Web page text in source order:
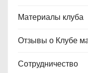
Материалы клуба
Отзывы о Клубе
Сотрудничество